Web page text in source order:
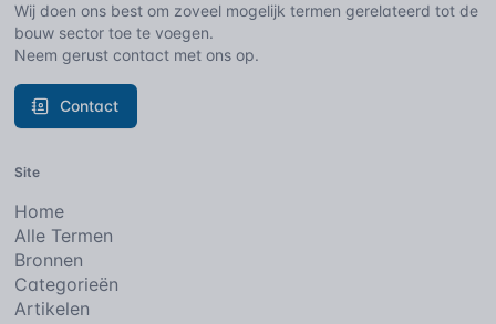
Wij doen ons best om zoveel mogelijk termen gerelateerd tot de
bouw sector toe te voegen.
Neem gerust contact met ons op.
Contact
Site
Home
Alle Termen
Bronnen
Categorieën
Artikelen